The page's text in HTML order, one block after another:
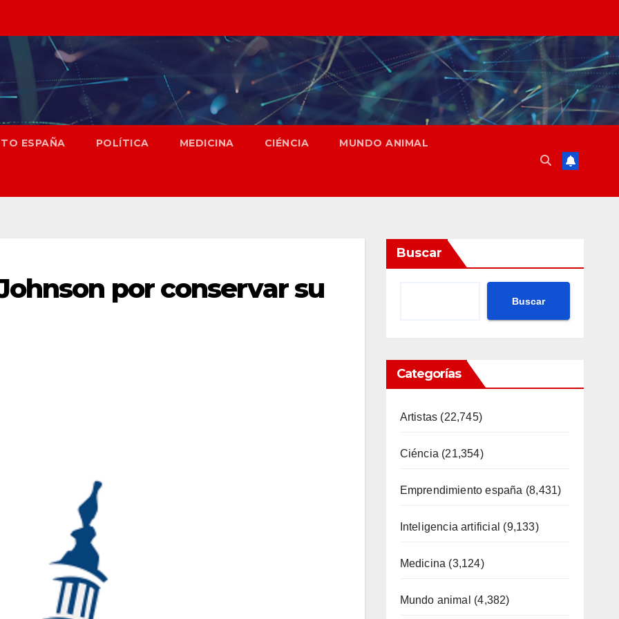
ESPAÑA POLÍTICA MEDICINA CIÉNCIA MUNDO ANIMAL
por conservar su
Buscar
Buscar
Categorías
Artistas (22,745)
Ciéncia (21,354)
Emprendimiento españa (8,431)
Inteligencia artificial (9,133)
Medicina (3,124)
Mundo animal (4,382)